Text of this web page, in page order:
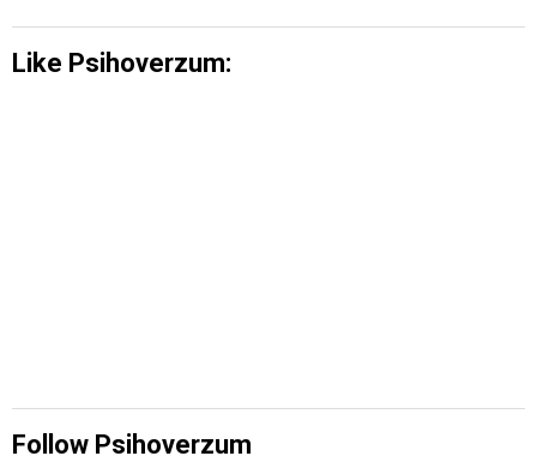
Like Psihoverzum:
Follow Psihoverzum